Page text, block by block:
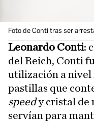
Foto de Conti tras ser
Leonardo Conti:
del Reich, Conti
utilización a
pastillas que
speedy cristal de
servían para